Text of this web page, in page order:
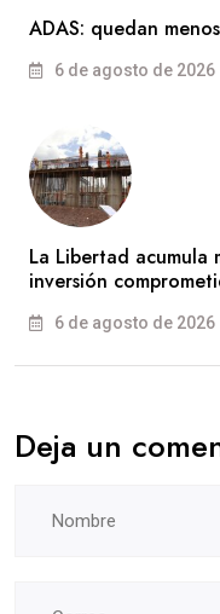
ADAS: quedan
6 de agosto de 2026
La Libertad acumula
inversión
6 de agosto de 2026
Deja un